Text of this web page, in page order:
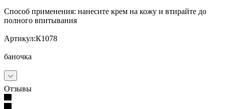
Способ применения: нанесите крем на кожу и втирайте до
полного впитывания
Артикул:К1078
баночка
Отзывы